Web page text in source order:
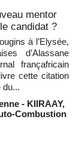
par la France
de
en direction de
(IA)
mentor
candidat ?
à l’Elysée,
d’Alassane
françafricain
cette citation
du...
- KIIRAAY,
Combustion